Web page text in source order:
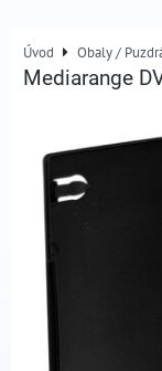
Úvod Obaly /
Mediarange